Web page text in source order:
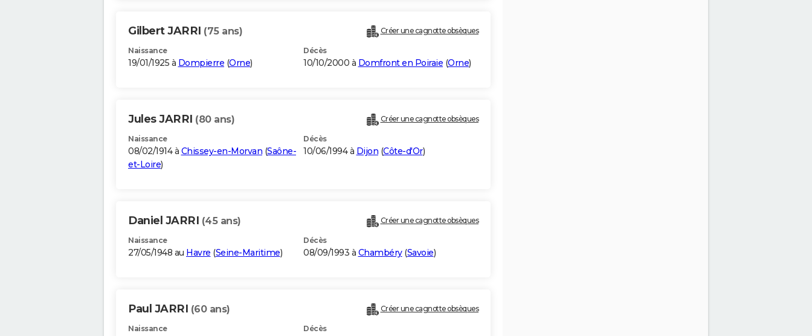
Gilbert JARRI (75 ans) Créer une cagnotte obsèques
Naissance
19/01/1925 à Dompierre (Orne)
Décès
10/10/2000 à Domfront en Poiraie (Orne)
Jules JARRI (80 ans) Créer une cagnotte obsèques
Naissance
08/02/1914 à Chissey-en-Morvan (Saône-
et-Loire)
Décès
10/06/1994 à Dijon (Côte-d'Or)
Daniel JARRI (45 ans) Créer une cagnotte obsèques
Naissance
27/05/1948 au Havre (Seine-Maritime)
Décès
08/09/1993 à Chambéry(Savoie)
Paul JARRI (60 ans) Créer une cagnotte obsèques
Naissance Décès